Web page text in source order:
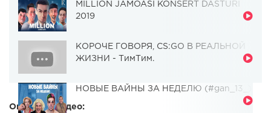
MILLION JAMOASI KONSERT DASTURI
2019
КОРОЧЕ ГОВОРЯ, CS:GO В РЕАЛЬНОЙ
ЖИЗНИ - ТимТим.
НОВЫЕ ВАЙНЫ ЗА НЕДЕЛЮ (#gan_13_)
Описание видео: